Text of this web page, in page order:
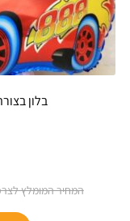
בלון